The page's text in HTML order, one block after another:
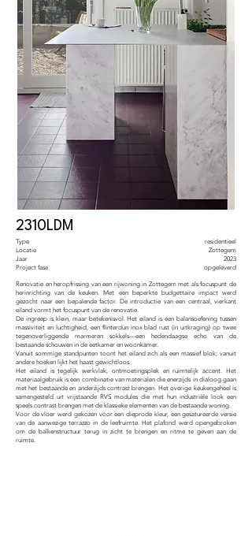
2310LDM
Type
Locatie
Jaar
Project fase
residentieel
Zottegem
2023
opgeleverd
Renovatie en heropfrissing van een rijwoning in Zottegem met als focuspunt de
herinrichting van de keuken. Met een beperkte budgettaire impact werd
gezocht naar een bepalende factor. De introductie van een centraal, vierkant
eiland vormt het focuspunt van de renovatie.
De ingreep is klein, maar betekenisvol. Het eiland is een balansoefening tussen
massiviteit en luchtigheid, een flinterdun inox blad rust (in uitkraging) op twee
tegenoverliggende marmeren sokkels—een hedendaagse echo van de
bestaande schouwen in de eetkamer en woonkamer.
Vanuit sommige standpunten toont het eiland zich als een massief blok; vanuit
andere hoeken lijkt het haast gewichtloos.
Het eiland is tegelijk werkvlak, ontmoetingsplek en ruimtelijk accent. Het
materiaalgebruik is een combinatie van materialen die enerzijds in dialoog gaan
met het bestaande en anderzijds contrast brengen. Het overige keukengeheel is
samengesteld uit vrijstaande RVS modules die met hun industriële look een
speels contrast brengen met de klassieke elementen van de bestaande woning.
Voor de vloer werd gekozen voor een dieprode kleur, een gesatureerde versie
van de aanwezige terrazzo in de leefruimte. Het plafond werd opengebroken
om de balkenstructuur terug in zicht te brengen en ritme te geven aan de
ruimte.